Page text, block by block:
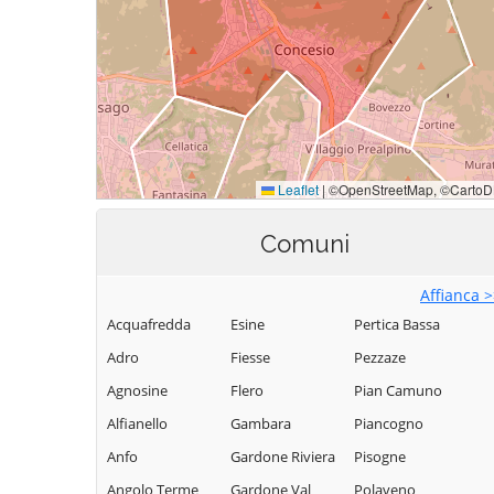
Comuni
Affianca
Acquafredda
Adro
Agnosine
Alfianello
Anfo
Angolo Terme
Esine
Fiesse
Flero
Gambara
Gardone Riviera
Gardone Val
Pertica Bassa
Pezzaze
Pian Camuno
Piancogno
Pisogne
Polaveno